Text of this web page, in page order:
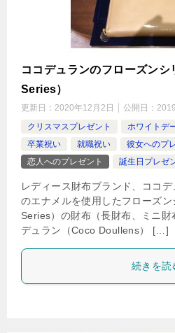
ココデュランのフローズン
Series）
更新日： 2020年12月2日 公開日：
クリスマスプレゼント
ホワイトデ
卒業祝い
就職祝い
彼女へのプ
恋人へのプレゼント
誕生日プレゼ
レディース財布ブランド、ココ
のエナメルを使用したフローズ
Series）の財布（長財布、ミニ
デュラン（Coco Doullens） […]
続きを読